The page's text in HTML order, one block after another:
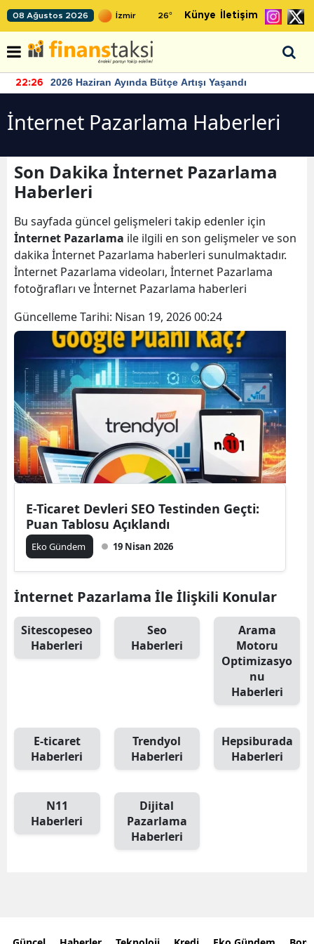
08 Ağustos 2026 26° Künye İletişim
22:26 2026 Haziran Ayında Bütçe Artışı Yaşandı
İnternet Pazarlama Haberleri
Son Dakika İnternet Pazarlama
Haberleri
Bu sayfada güncel gelişmeleri takip edenler için
İnternet Pazarlama ile ilgili en son gelişmeler ve son
dakika İnternet Pazarlama haberleri sunulmaktadır.
İnternet Pazarlama videoları, İnternet Pazarlama
fotoğrafları ve İnternet Pazarlama haberleri
Güncelleme Tarihi: Nisan 19, 2026 00:24
E-Ticaret Devleri SEO Testinden Geçti:
Puan Tablosu Açıklandı
Eko Gündem 19 Nisan 2026
İnternet Pazarlama İle İlişkili Konular
Sitescopeseo
Haberleri
Seo
Haberleri
Arama
Motoru
Optimizasyo
nu
Haberleri
E-ticaret
Haberleri
Trendyol
Haberleri
Hepsiburada
Haberleri
N11
Haberleri
Dijital
Pazarlama
Haberleri